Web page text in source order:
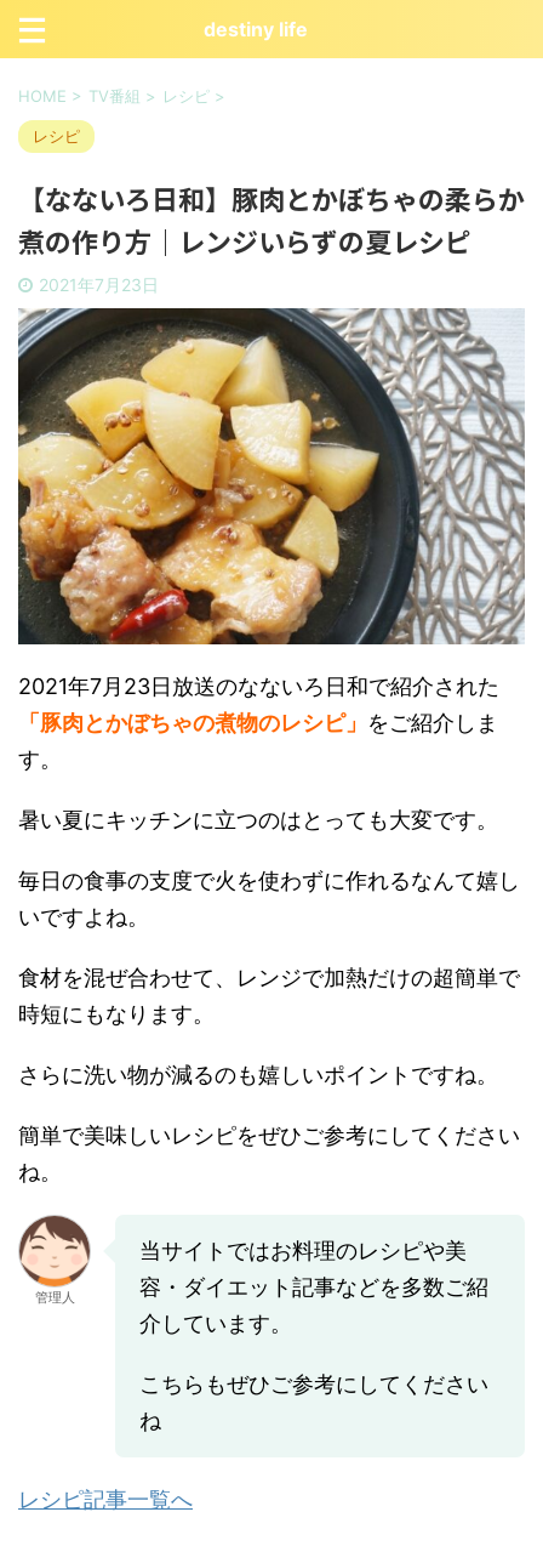
destiny life
HOME > TV番組 > レシピ >
レシピ
【なないろ日和】豚肉とかぼちゃの柔らか
煮の作り方｜レンジいらずの夏レシピ
2021年7月23日
2021年7月23日放送のなないろ日和で紹介された
「豚肉とかぼちゃの煮物のレシピ」 をご紹介しま
す。
暑い夏にキッチンに立つのはとっても大変です。
毎日の食事の支度で火を使わずに作れるなんて嬉し
いですよね。
食材を混ぜ合わせて、レンジで加熱だけの超簡単で
時短にもなります。
さらに洗い物が減るのも嬉しいポイントですね。
簡単で美味しいレシピをぜひご参考にしてください
ね。
管理人
当サイトではお料理のレシピや美
容・ダイエット記事などを多数ご紹
介しています。
こちらもぜひご参考にしてください
ね
レシピ記事一覧へ